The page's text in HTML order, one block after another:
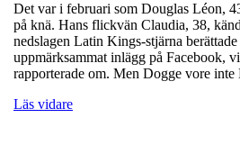
Det var i februari som Douglas Léon,
på knä. Hans flickvän Claudia, 38,
nedslagen Latin Kings-stjärna
uppmärksammat inlägg på Facebook,
rapporterade om. Men Dogge vore
Läs vidare